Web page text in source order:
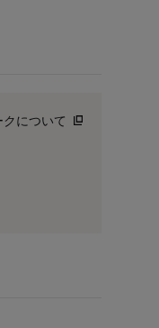
クについて